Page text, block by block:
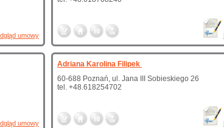
umowy
umowy
Adriana Karolina Filipek
60-688 Poznań, ul. Jana III Sobieskiego 26
tel. +48.618254702